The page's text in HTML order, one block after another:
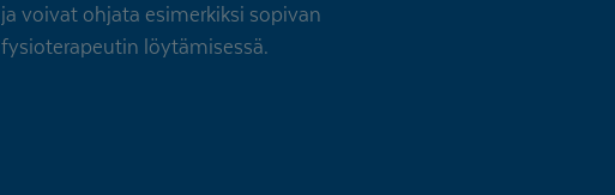
ja voivat ohjata esimerkiksi sopivan
fysioterapeutin löytämisessä.